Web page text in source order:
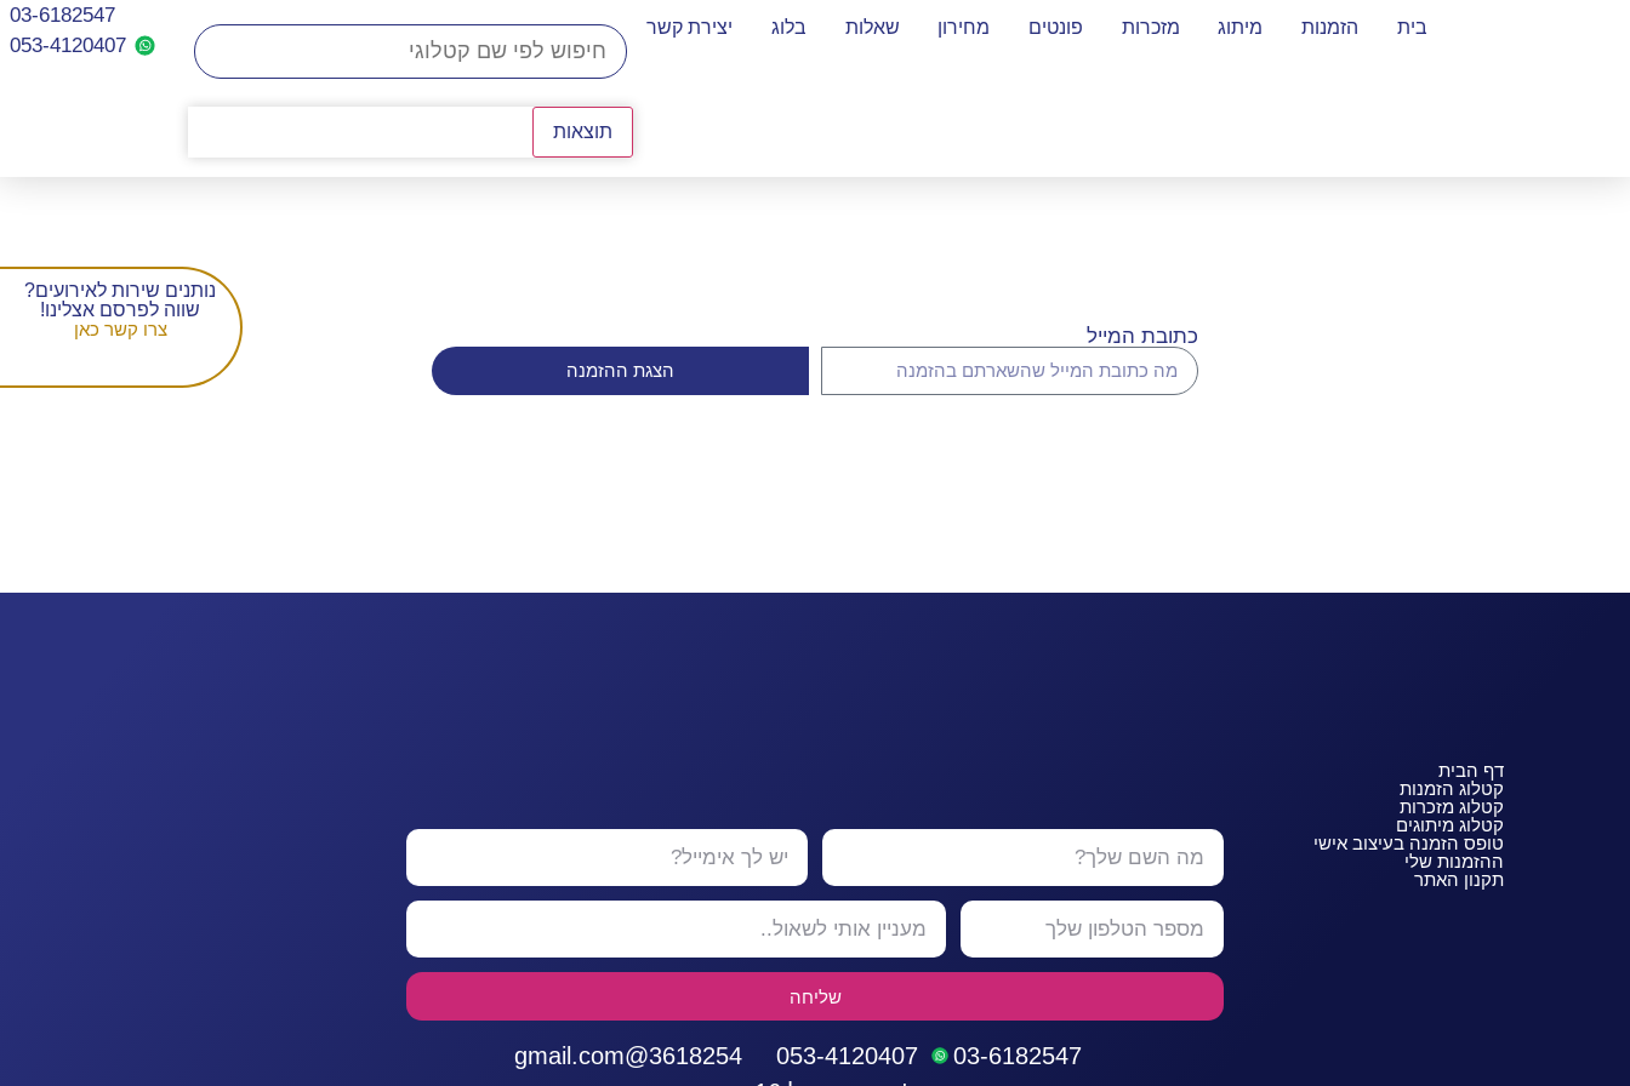
בית הזמנות מיתוג מזכרות פונטים מחירון שאלות בלוג יצירת קשר
תוצאות
03-6182547
053-4120407​
כתובת המייל
הצגת ההזמנה
דף הבית
קטלוג הזמנות
קטלוג מזכרות
קטלוג מיתוגים
טופס הזמנה בעיצוב אישי
ההזמנות שלי
תקנון האתר
שליחה
03-6182547
053-4120407
3618254@gmail.com
נותנים שירות לאירועים?
שווה לפרסם אצלינו!
צרו קשר כאן